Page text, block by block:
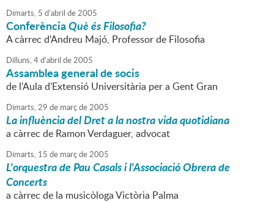
Dimarts, 5 d'abril de2005
ConferènciaQuè és Filosofia?
A càrrec d'Andreu Majó, Professor de Filosofia
Dilluns,4d'abril de2005
Assamblea general de socis
de l'Aula d'Extensió Universitària per a Gent Gran
Dimarts,29 de marçde2005
La influència del Dret a la nostra vida quotidiana
a càrrec de Ramon Verdaguer, advocat
Dimarts, 15 de marçde2005
L'orquestra de Pau Casals i l'Associació Obrera de
Concerts
a càrrec de la musicòloga Victòria Palma